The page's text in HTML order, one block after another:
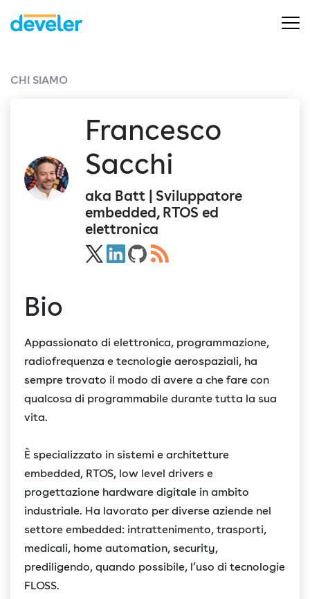
CHI SIAMO
Francesco
Sacchi
aka Batt | Sviluppatore
embedded, RTOS ed
elettronica
Bio
Appassionato di elettronica, programmazione,
radiofrequenza e tecnologie aerospaziali, ha
sempre trovato il modo di avere a che fare con
qualcosa di programmabile durante tutta la sua
vita.
È specializzato in sistemi e architetture
embedded, RTOS, low level drivers e
progettazione hardware digitale in ambito
industriale. Ha lavorato per diverse aziende nel
settore embedded: intrattenimento, trasporti,
medicali, home automation, security,
prediligendo, quando possibile, l’uso di tecnologie
FLOSS.